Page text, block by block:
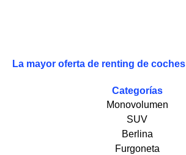
La mayor oferta de renting de coches
Categorías
Monovolumen
SUV
Berlina
Furgoneta